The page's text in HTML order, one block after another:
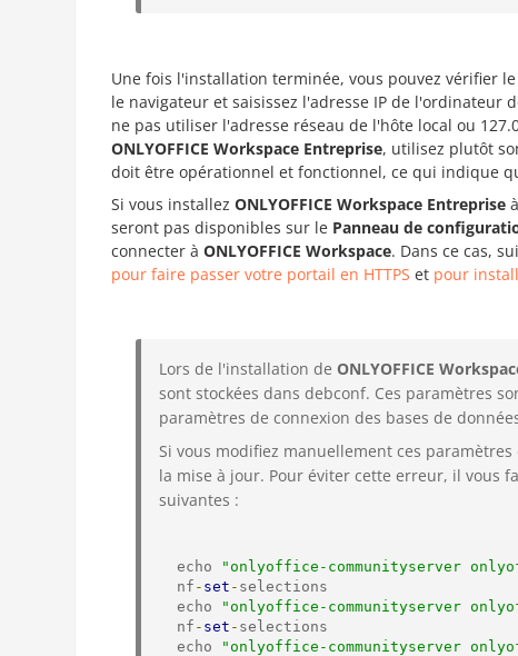
Une fois l'installation terminée, vous pouvez vérifier
le navigateur et saisissez l'adresse IP de l'ordinateur
ne pas utiliser l'adresse réseau de l'hôte local ou
ONLYOFFICE Workspace Entreprise, utilisez plutôt
doit être opérationnel et fonctionnel, ce qui indique
Si vous installez ONLYOFFICE Workspace Entreprise
seront pas disponibles sur le Panneau de
connecter à ONLYOFFICE Workspace. Dans ce cas,
pour faire passer votre portail en HTTPS et pour
Lors de l'installation de ONLYOFFICE
sont stockées dans debconf. Ces paramètres
paramètres de connexion des bases de
Si vous modifiez manuellement ces
la mise à jour. Pour éviter cette erreur, il vous
suivantes :
echo "onlyoffice-communityserver
nf - set - selections
echo
"onlyoffice-communityserver
nf - set - selections
echo
"onlyoffice-communityserver